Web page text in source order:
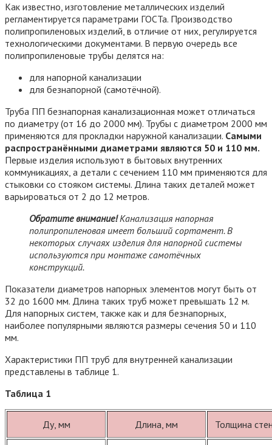
Как известно, изготовление металлических изделий
регламентируется параметрами ГОСТа. Производство
полипропиленовых изделий, в отличие от них, регулируется
технологическими документами. В первую очередь все
полипропиленовые трубы делятся на:
для напорной канализации
для безнапорной (самотёчной).
Труба ПП безнапорная канализационная может отличаться
по диаметру (от 16 до 2000 мм). Трубы с диаметром 2000 мм
применяются для прокладки наружной канализации. Самыми
распространёнными диаметрами являются 50 и 110 мм.
Первые изделия используют в бытовых внутренних
коммуникациях, а детали с сечением 110 мм применяются для
стыковки со стояком системы. Длина таких деталей может
варьироваться от 2 до 12 метров.
Обратите внимание!Канализация напорная
полипропиленовая имеет больший сортамент. В
некоторых случаях изделия для напорной системы
используются при монтаже самотёчных
конструкций.
Показатели диаметров напорных элементов могут быть от
32 до 1600 мм. Длина таких труб может превышать 12 м.
Для напорных систем, также как и для безнапорных,
наиболее популярными являются размеры сечения 50 и 110
мм.
Характеристики ПП труб для внутренней канализации
представлены в таблице 1.
Таблица 1
Ду, мм Длина, мм Толщина